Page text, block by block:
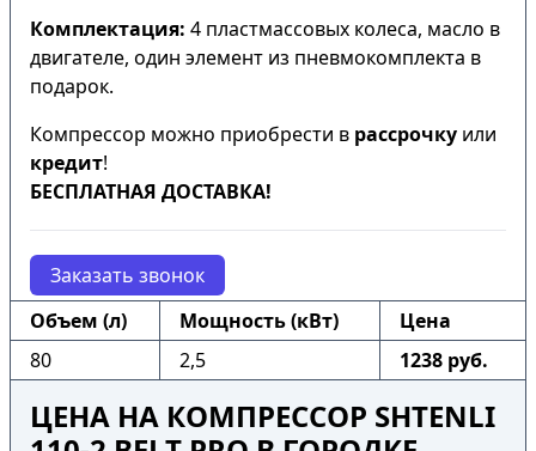
Комплектация: 4 пластмассовых колеса, масло в
двигателе, один элемент из пневмокомплекта в
подарок.
Компрессор можно приобрести в рассрочку или
кредит!
БЕСПЛАТНАЯ ДОСТАВКА!
Заказать звонок
Объем (л)
Мощность (кВт)
Цена
80
2,5 1238 руб.
ЦЕНА НА КОМПРЕССОР SHTENLI